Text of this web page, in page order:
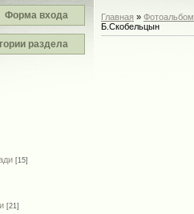
Форма входа
раздела
[15]
[21]
Главная » Фотоальбом
Б.Скобельцын